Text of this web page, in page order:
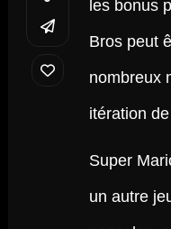
les bonus
Bros peut
nombreux
itération
Super
un autre